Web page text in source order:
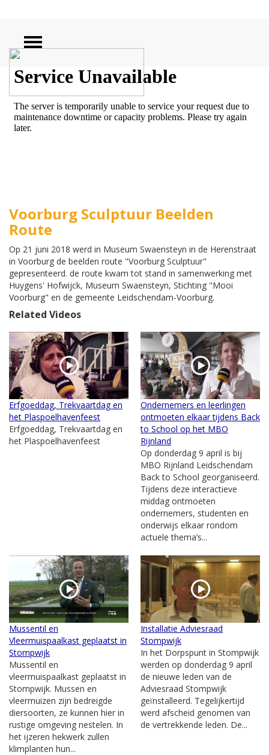
ZOEKEN
Voorburg Sculptuur Beelden
Route
Op 21 juni 2018 werd in Museum Swaensteyn in de Herenstraat
in Voorburg de beelden route "Voorburg Sculptuur"
gepresenteerd. de route kwam tot stand in samenwerking met
Huygens' Hofwijck, Museum Swaensteyn, Stichting "Mooi
Voorburg" en de gemeente Leidschendam-Voorburg.
Related Videos
Erfgoeddag, Trekvaartdag en
het Plaspoelhavenfeest
Erfgoeddag, Trekvaartdag en
het Plaspoelhavenfeest
Ondernemers en leerlingen
ontmoeten elkaar tijdens Back
to School op het MBO
Rijnland
Op donderdag 9 april is bij
MBO Rijnland Leidschendam
Back to School georganiseerd.
Tijdens deze interactieve
middag ontmoeten
ondernemers, studenten en
onderwijs elkaar rondom
actuele thema’s...
Mussentil en
Vleermuispaalkast geplaatst in
Stompwijk
Mussentil en
vleermuispaalkast geplaatst in
Stompwijk. Mussen en
vleermuizen zijn bedreigde
diersoorten, ze kunnen hier in
rustige omgeving nestelen. In
het ijzeren hekwerk zullen
klimplanten hun...
Installatie Adviesraad
Stompwijk
In het Dorpspunt in Stompwijk
werden op donderdag 9 april
de nieuwe leden van de
Adviesraad Stompwijk
geïnstalleerd. Tegelijkertijd
werd afscheid genomen van
de vertrekkende leden. De...